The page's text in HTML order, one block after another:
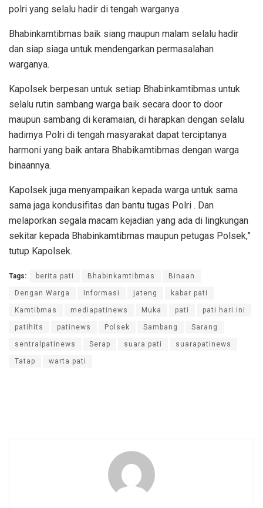
polri yang selalu hadir di tengah warganya .
Bhabinkamtibmas baik siang maupun malam selalu hadir
dan siap siaga untuk mendengarkan permasalahan
warganya.
Kapolsek berpesan untuk setiap Bhabinkamtibmas untuk
selalu rutin sambang warga baik secara door to door
maupun sambang di keramaian, di harapkan dengan selalu
hadirnya Polri di tengah masyarakat dapat terciptanya
harmoni yang baik antara Bhabikamtibmas dengan warga
binaannya.
Kapolsek juga menyampaikan kepada warga untuk sama
sama jaga kondusifitas dan bantu tugas Polri . Dan
melaporkan segala macam kejadian yang ada di lingkungan
sekitar kepada Bhabinkamtibmas maupun petugas Polsek,”
tutup Kapolsek.
Tags: berita pati Bhabinkamtibmas Binaan
Dengan Warga Informasi jateng kabar pati
Kamtibmas mediapatinews Muka pati pati hari ini
patihits patinews Polsek Sambang Sarang
sentralpatinews Serap suara pati suarapatinews
Tatap warta pati